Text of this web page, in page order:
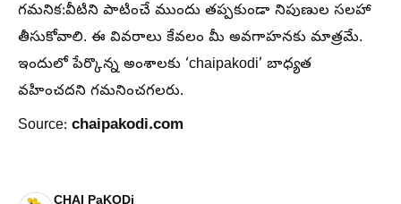
గమనిక:వీటిని పాటించే ముందు తప్పకుండా నిపుణుల సలహా
తీసుకోవాలి. ఈ వివరాలు కేవలం మీ అవగాహనకు మాత్రమే.
ఇందులో పేర్కొన్న అంశాలకు ‘chaipakodi’ బాధ్యత
వహించదని గమనించగలరు.
Source: chaipakodi.com